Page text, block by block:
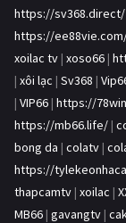
https://sv368.direct/
https://
xoilac tv | xoso66 |
| xôi lạc | Sv368 |
| VIP66 | https://
https://mb66.life/ |
bong da | colatv |
https://
thapcamtv | xoilac |
MB66 | gavangtv |